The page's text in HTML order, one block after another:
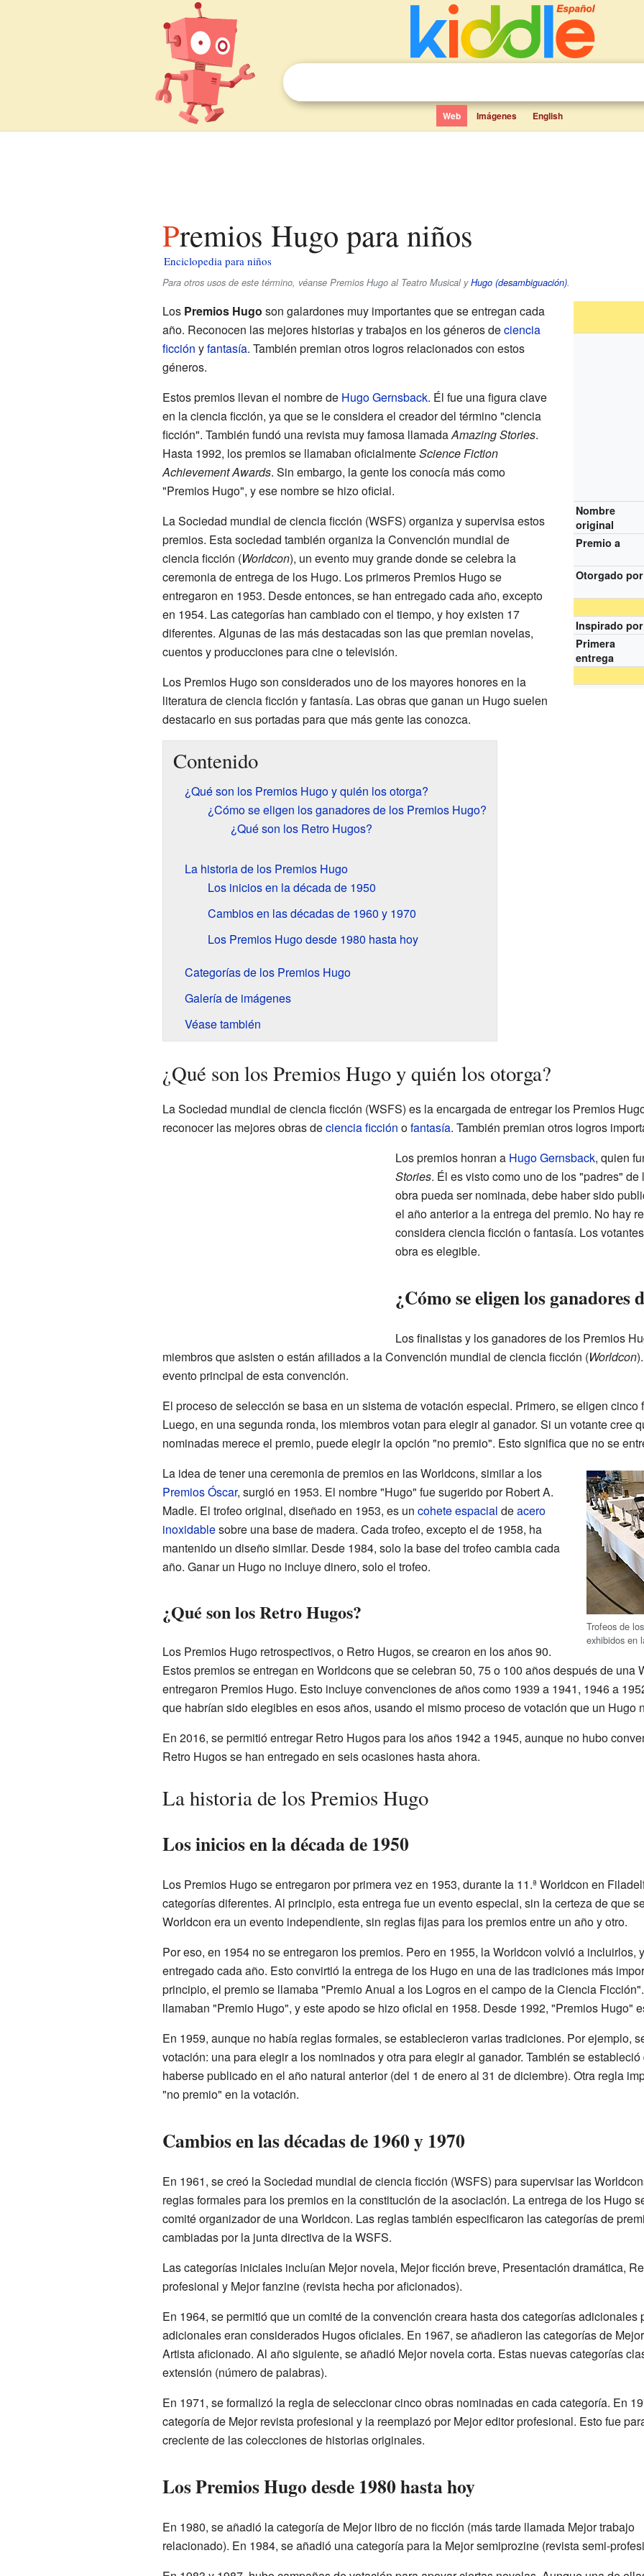
Web Imágenes English
Premios Hugo para niños
Enciclopedia para niños
Para otros usos de este término, véanse Premios Hugo al Teatro Musical yHugo (desambiguación).
Nombre
original
Premio a
Otorgado por
Inspirado por
Primera
entrega
Los Premios Hugo son galardones muy importantes que se entregan cada
año. Reconocen las mejores historias y trabajos en los géneros deciencia
ficción yfantasía. También premian otros logros relacionados con estos
géneros.
Estos premios llevan el nombre de Hugo Gernsback. Él fue una figura clave
en la ciencia ficción, ya que se le considera el creador del término "ciencia
ficción". También fundó una revista muy famosa llamadaAmazing Stories.
Hasta 1992, los premios se llamaban oficialmenteScience Fiction
Achievement Awards. Sin embargo, la gente los conocía más como
"Premios Hugo", y ese nombre se hizo oficial.
La Sociedad mundial de ciencia ficción (WSFS) organiza y supervisa estos
premios. Esta sociedad también organiza la Convención mundial de
ciencia ficción (Worldcon), un evento muy grande donde se celebra la
ceremonia de entrega de los Hugo. Los primeros Premios Hugo se
entregaron en 1953. Desde entonces, se han entregado cada año, excepto
en 1954. Las categorías han cambiado con el tiempo, y hoy existen 17
diferentes. Algunas de las más destacadas son las que premian novelas,
cuentos y producciones para cine o televisión.
Los Premios Hugo son considerados uno de los mayores honores en la
literatura de ciencia ficción y fantasía. Las obras que ganan un Hugo suelen
destacarlo en sus portadas para que más gente las conozca.
Contenido
¿Qué son los Premios Hugo y quién los otorga?
¿Cómo se eligen los ganadores de los Premios Hugo?
¿Qué son los Retro Hugos?
La historia de los Premios Hugo
Los inicios en la década de 1950
Cambios en las décadas de 1960 y 1970
Los Premios Hugo desde 1980 hasta hoy
Categorías de los Premios Hugo
Galería de imágenes
Véase también
¿Qué son los Premios Hugo y quién los otorga?
La Sociedad mundial de ciencia ficción (WSFS) es la encargada de entregar los Premios
reconocer las mejores obras deciencia ficción ofantasía. También premian otros logros
Los premios honran a Hugo Gernsback, quien
Stories. Él es visto como uno de los "padres"
obra pueda ser nominada, debe haber sido
el año anterior a la entrega del premio. No hay
considera ciencia ficción o fantasía. Los
obra es elegible.
¿Cómo se eligen los ganadores
Los finalistas y los ganadores de los Premios
miembros que asisten o están afiliados a la Convención mundial de ciencia ficción (Worldcon
evento principal de esta convención.
El proceso de selección se basa en un sistema de votación especial. Primero, se eligen cinco
Luego, en una segunda ronda, los miembros votan para elegir al ganador. Si un votante cree
nominadas merece el premio, puede elegir la opción "no premio". Esto significa que no se
Trofeos de
exhibidos en
La idea de tener una ceremonia de premios en las Worldcons, similar a los
Premios Óscar, surgió en 1953. El nombre "Hugo" fue sugerido por Robert A.
Madle. El trofeo original, diseñado en 1953, es un cohete espacial deacero
inoxidablesobre una base de madera. Cada trofeo, excepto el de 1958, ha
mantenido un diseño similar. Desde 1984, solo la base del trofeo cambia cada
año. Ganar un Hugo no incluye dinero, solo el trofeo.
¿Qué son los Retro Hugos?
Los Premios Hugo retrospectivos, o Retro Hugos, se crearon en los años 90.
Estos premios se entregan en Worldcons que se celebran 50, 75 o 100 años después de una
entregaron Premios Hugo. Esto incluye convenciones de años como 1939 a 1941, 1946 a
que habrían sido elegibles en esos años, usando el mismo proceso de votación que un Hugo
En 2016, se permitió entregar Retro Hugos para los años 1942 a 1945, aunque no hubo
Retro Hugos se han entregado en seis ocasiones hasta ahora.
La historia de los Premios Hugo
Los inicios en la década de 1950
Los Premios Hugo se entregaron por primera vez en 1953, durante la 11.ª Worldcon en
categorías diferentes. Al principio, esta entrega fue un evento especial, sin la certeza de que
Worldcon era un evento independiente, sin reglas fijas para los premios entre un año y otro.
Por eso, en 1954 no se entregaron los premios. Pero en 1955, la Worldcon volvió a incluirlos,
entregado cada año. Esto convirtió la entrega de los Hugo en una de las tradiciones más
principio, el premio se llamaba "Premio Anual a los Logros en el campo de la Ciencia
llamaban "Premio Hugo", y este apodo se hizo oficial en 1958. Desde 1992, "Premios Hugo"
En 1959, aunque no había reglas formales, se establecieron varias tradiciones. Por ejemplo,
votación: una para elegir a los nominados y otra para elegir al ganador. También se
haberse publicado en el año natural anterior (del 1 de enero al 31 de diciembre). Otra regla
"no premio" en la votación.
Cambios en las décadas de 1960 y 1970
En 1961, se creó la Sociedad mundial de ciencia ficción (WSFS) para supervisar las
reglas formales para los premios en la constitución de la asociación. La entrega de los Hugo
comité organizador de una Worldcon. Las reglas también especificaron las categorías de
cambiadas por la junta directiva de la WSFS.
Las categorías iniciales incluían Mejor novela, Mejor ficción breve, Presentación dramática,
profesional y Mejor fanzine (revista hecha por aficionados).
En 1964, se permitió que un comité de la convención creara hasta dos categorías adicionales
adicionales eran considerados Hugos oficiales. En 1967, se añadieron las categorías de
Artista aficionado. Al año siguiente, se añadió Mejor novela corta. Estas nuevas categorías
extensión (número de palabras).
En 1971, se formalizó la regla de seleccionar cinco obras nominadas en cada categoría. En
categoría de Mejor revista profesional y la reemplazó por Mejor editor profesional. Esto fue
creciente de las colecciones de historias originales.
Los Premios Hugo desde 1980 hasta hoy
En 1980, se añadió la categoría de Mejor libro de no ficción (más tarde llamada Mejor trabajo
relacionado). En 1984, se añadió una categoría para la Mejor semiprozine (revista semi-